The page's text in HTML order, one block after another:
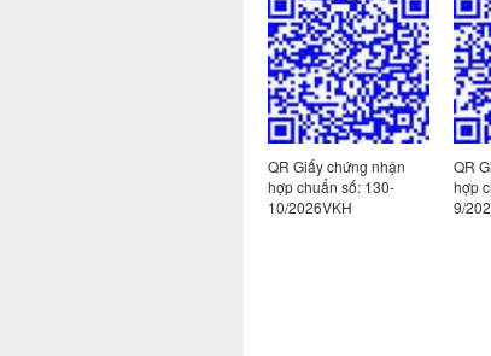
QR Giấy chứng nhận
hợp chuẩn số: 130-
10/2026VKH
QR
hợp
9/